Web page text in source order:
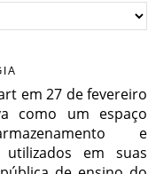
em 27 de fevereiro
como um espaço
e
em suas